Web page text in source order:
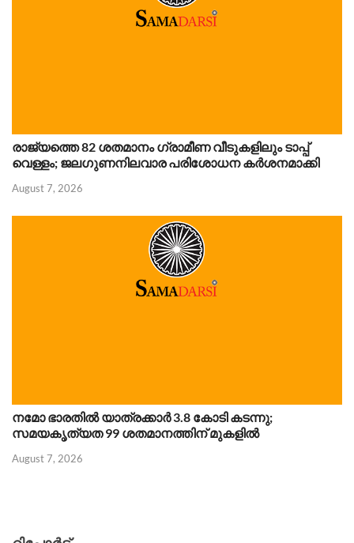
രാജ്യത്തെ 82 ശതമാനം ഗ്രാമീണ വീടുകളിലും ടാപ്പ്
വെള്ളം; ജലഗുണനിലവാര പരിശോധന കർശനമാക്കി
August 7, 2026
നമോ ഭാരതിൽ യാത്രക്കാർ 3.8 കോടി കടന്നു;
സമയകൃത്യത 99 ശതമാനത്തിന് മുകളിൽ
August 7, 2026